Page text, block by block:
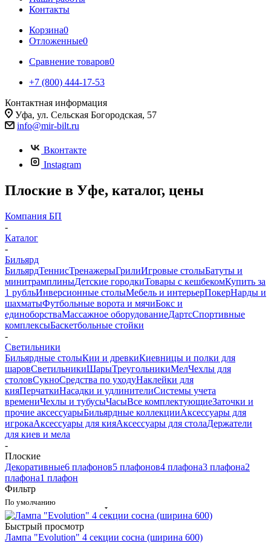
Контакты
Корзина0
Отложенные0
Сравнение товаров0
+7 (800) 444-17-53
Контактная информация
Уфа, ул. Сельская Богородская, 57
info@mir-bilt.ru
Вконтакте
Instagram
Плоские в Уфе, каталог, цены
Компания БП
-
Каталог
-
Бильярд
БильярдТеннисТренажерыГрилиИгровые столыБатуты и
минитрамплиныДетские городкиТовары с кешбекомКупить за
1 рубльИнверсионные столыМебель и интерьерПокерНарды и
шахматыФутбольные ворота и мячиБокс и
единоборстваМассажное оборудованиеДартсСпортивные
комплексыБаскетбольные стойки
-
Светильники
Бильярдные столыКии и древкиКиевницы и полки для
шаровСветильникиШарыТреугольникиМелЧехлы для
столовСукноСредства по уходуНаклейки для
кияПерчаткиНасадки и удлинителиСистемы учета
времениЧехлы и тубусыЧасыВсе комплектующиеЗаточки и
прочие аксессуарыБильярдные коллекцииАксессуары для
игрокаАксессуары для кияАксессуары для столаДержатели
для киев и мела
-
Плоские
Декоративные6 плафонов5 плафонов4 плафона3 плафона2
плафона1 плафон
Фильтр
По умолчанию
Быстрый просмотр
Лампа "Evolution" 4 секции сосна (ширина 600)